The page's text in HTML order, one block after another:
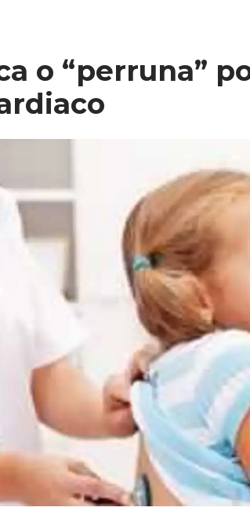
o “perruna”